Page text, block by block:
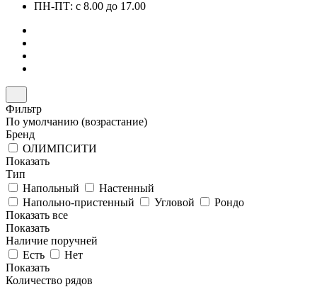
ПН-ПТ: с 8.00 до 17.00
Фильтр
По умолчанию (возрастание)
Бренд
ОЛИМПСИТИ
Показать
Тип
Напольный
Настенный
Напольно-пристенный
Угловой
Рондо
Показать все
Показать
Наличие поручней
Есть
Нет
Показать
Количество рядов